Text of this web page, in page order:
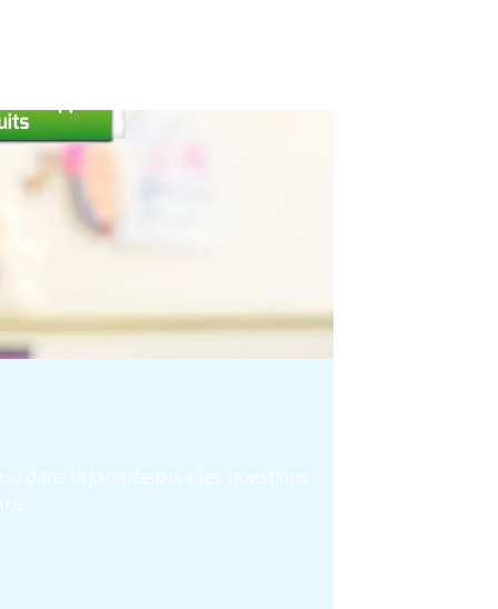
dans la journée pour les questions
fixe.